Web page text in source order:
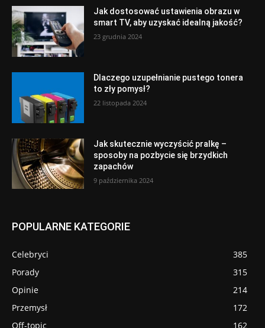
Jak dostosować ustawienia obrazu w
smart TV, aby uzyskać idealną jakość?
23 grudnia 2024
Dlaczego uzupełnianie pustego tonera
to zły pomysł?
22 listopada 2024
Jak skutecznie wyczyścić pralkę –
sposoby na pozbycie się brzydkich
zapachów
9 października 2024
POPULARNE KATEGORIE
Celebryci
385
Porady
315
Opinie
214
Przemysł
172
Off-topic
162